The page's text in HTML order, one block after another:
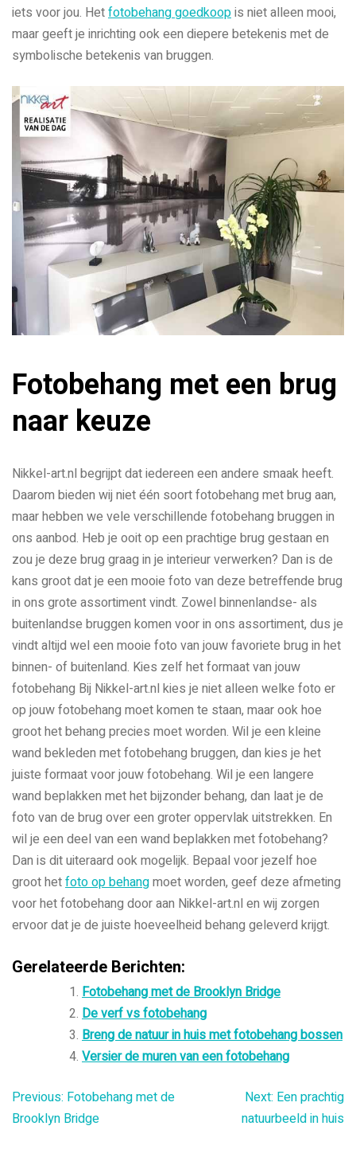
iets voor jou. Hetfotobehang goedkoopis niet alleen mooi,
maar geeft je inrichting ook een diepere betekenis met de
symbolische betekenis van bruggen.
Fotobehang met een brug
naar keuze
Nikkel-art.nl begrijpt dat iedereen een andere smaak heeft.
Daarom bieden wij niet één soort fotobehang met brug aan,
maar hebben we vele verschillende fotobehang bruggen in
ons aanbod. Heb je ooit op een prachtige brug gestaan en
zou je deze brug graag in je interieur verwerken? Dan is de
kans groot dat je een mooie foto van deze betreffende brug
in ons grote assortiment vindt. Zowel binnenlandse- als
buitenlandse bruggen komen voor in ons assortiment, dus je
vindt altijd wel een mooie foto van jouw favoriete brug in het
binnen- of buitenland. Kies zelf het formaat van jouw
fotobehang Bij Nikkel-art.nl kies je niet alleen welke foto er
op jouw fotobehang moet komen te staan, maar ook hoe
groot het behang precies moet worden. Wil je een kleine
wand bekleden met fotobehang bruggen, dan kies je het
juiste formaat voor jouw fotobehang. Wil je een langere
wand beplakken met het bijzonder behang, dan laat je de
foto van de brug over een groter oppervlak uitstrekken. En
wil je een deel van een wand beplakken met fotobehang?
Dan is dit uiteraard ook mogelijk. Bepaal voor jezelf hoe
groot hetfoto op behangmoet worden, geef deze afmeting
voor het fotobehang door aan Nikkel-art.nl en wij zorgen
ervoor dat je de juiste hoeveelheid behang geleverd krijgt.
Gerelateerde Berichten:
Fotobehang met de Brooklyn Bridge
De verf vs fotobehang
Breng de natuur in huis met fotobehang bossen
Versier de muren van een fotobehang
Bericht
Previous: Fotobehang met de
Brooklyn Bridge
Next: Een prachtig
natuurbeeld in huis